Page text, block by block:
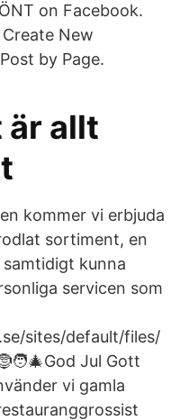
on Facebook.
New
by Page.
är allt
kommer vi erbjuda
sortiment, en
kunna
servicen som
sites/default/files/
Jul Gott
vi gamla